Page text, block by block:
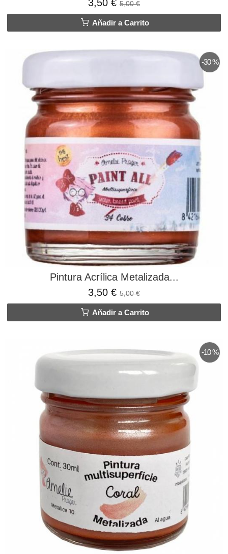
3,50 € 5,00 €
Añadir a Carrito
-30 %
Pintura Acrílica Metalizada...
3,50 € 5,00 €
Añadir a Carrito
-10 %